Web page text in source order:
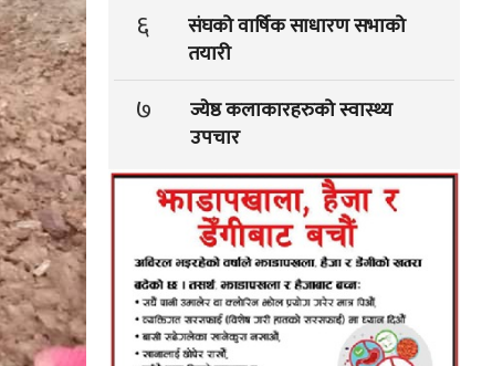
६
संघको वार्षिक साधारण सभाको
तयारी
७
ज्येष्ठ कलाकारहरुको स्वास्थ्य
उपचार